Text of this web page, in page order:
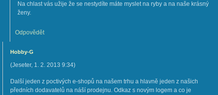
Na chlast vás užije že se nestydíte máte myslet na ryby a na naše krásný
ženy.
Odpovědět
Hobby-G
(Jeseter, 1. 2. 2013 9:34)
Další jeden z poctivých e-shopů na našem trhu a hlavně jeden z našich
předních dodavatelů na náší prodejnu. Odkaz s novým logem a co je